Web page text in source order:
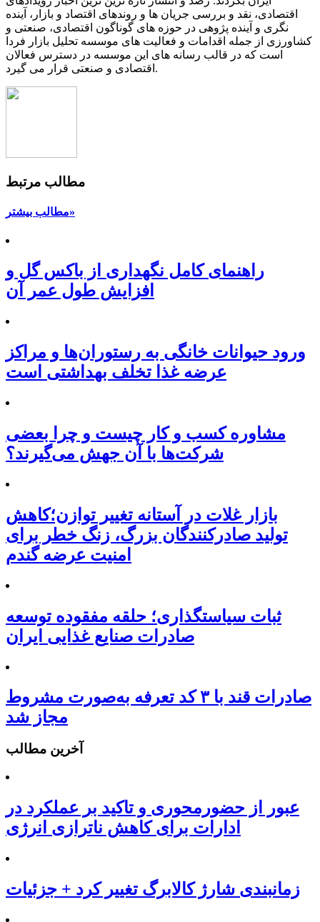
اقتصادی، نقد و بررسی جریان ها و روندهای اقتصاد و بازار، آینده
نگری و آینده پژوهی در حوزه های گوناگون اقتصادی، صنعتی و
کشاورزی از جمله اقدامات و فعالیت های موسسه تحلیل بازار فردا
است که در قالب رسانه های این موسسه در دسترس فعالان
اقتصادی و صنعتی قرار می گیرد.
مطالب مرتبط
مطالب بیشتر»
راهنمای کامل نگهداری از باکس گل و
افزایش طول عمر آن
ورود حیوانات خانگی به رستوران‌ها و مراکز
عرضه غذا تخلف بهداشتی است
مشاوره کسب و کار چیست و چرا بعضی
شرکت‌ها با آن جهش می‌گیرند؟
بازار غلات در آستانه تغییر توازن؛کاهش
تولید صادرکنندگان بزرگ، زنگ خطر برای
امنیت عرضه گندم
ثبات سیاستگذاری؛ حلقه مفقوده توسعه
صادرات صنایع غذایی ایران
صادرات قند با ۳ کد تعرفه به‌صورت مشروط
مجاز شد
آخرین مطالب
عبور از حضورمحوری و تاکید بر عملکرد در
ادارات برای کاهش ناترازی انرژی
زمانبندی شارژ کالابرگ تغییر کرد + جزئیات